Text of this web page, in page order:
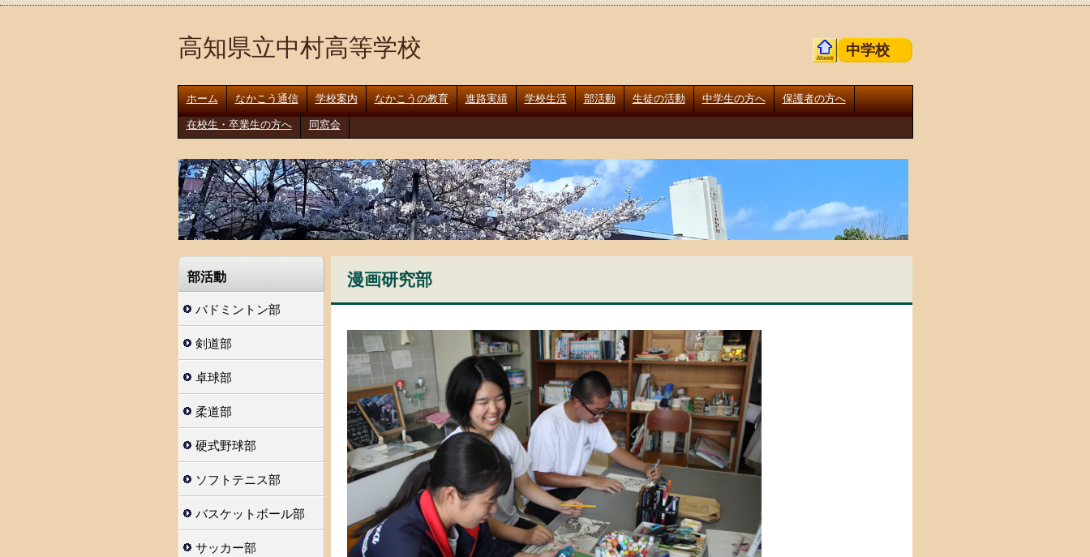
高知県立中村高等学校 中学校
ホーム なかこう通信 学校案内 なかこうの教育 進路実績 学校生活 部活動 生徒の活動 中学生の方へ 保護者の方へ
在校生・卒業生の方へ 同窓会
漫画研究部
部活動
バドミントン部
剣道部
卓球部
柔道部
硬式野球部
ソフトテニス部
バスケットボール部
サッカー部